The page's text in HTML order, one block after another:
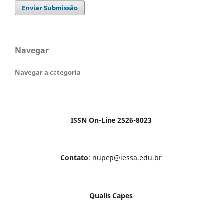
Enviar Submissão
Navegar
Navegar a categoria
ISSN On-Line 2526-8023
Contato: nupep@iessa.edu.br
Qualis Capes